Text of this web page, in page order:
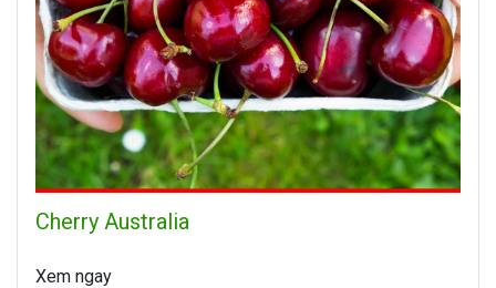
Cherry Australia
Xem ngay